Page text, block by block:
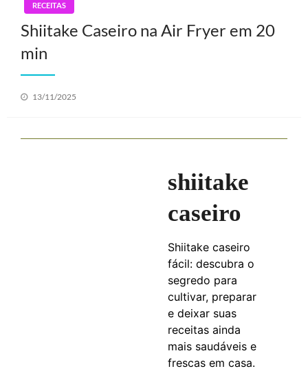
RECEITAS
Shiitake Caseiro na Air Fryer em 20
min
Posted
13/11/2025
shiitake
caseiro
Shiitake caseiro
fácil: descubra o
segredo para
cultivar, preparar
e deixar suas
receitas ainda
mais saudáveis e
frescas em casa.